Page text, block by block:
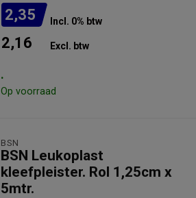
2,35 Incl. 0% btw
2,16 Excl. btw
.
Op voorraad
BSN
BSN Leukoplast
kleefpleister. Rol 1,25cm x
5mtr.